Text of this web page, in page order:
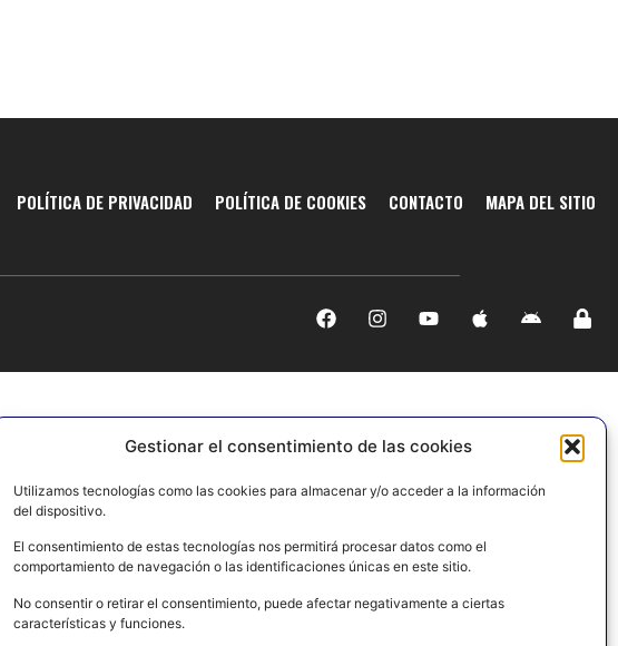
Gestionar el consentimiento de las cookies
Utilizamos tecnologías como las cookies para almacenar y/o acceder a la información
del dispositivo.
El consentimiento de estas tecnologías nos permitirá procesar datos como el
comportamiento de navegación o las identificaciones únicas en este sitio.
No consentir o retirar el consentimiento, puede afectar negativamente a ciertas
características y funciones.
POLÍTICA DE PRIVACIDAD POLÍTICA DE COOKIES CONTACTO MAPA DEL SITIO